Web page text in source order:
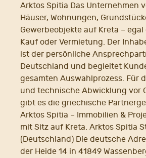
Arktos Spitia Das Unternehmen
Häuser, Wohnungen,
Gewerbeobjekte auf Kreta – egal
Kauf oder Vermietung. Der
ist der persönliche
Deutschland und begleitet
gesamten Auswahlprozess. Für
und technische Abwicklung vor
gibt es die griechische
Arktos Spitia – Immobilien &
mit Sitz auf Kreta. Arktos Spitia
(Deutschland) Die deutsche
der Heide 14 in 41849